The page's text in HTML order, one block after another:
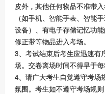
皮外，其他任何物品不准带
（如手机、智能手表、智能
设备）、有电子存储记忆功
修正带等物品进入考场。
3、考试结束后考生应迅速有
场。交卷离场时间不得早于每
4、请广大考生自觉遵守考场
氛围。考生如不遵守考场规